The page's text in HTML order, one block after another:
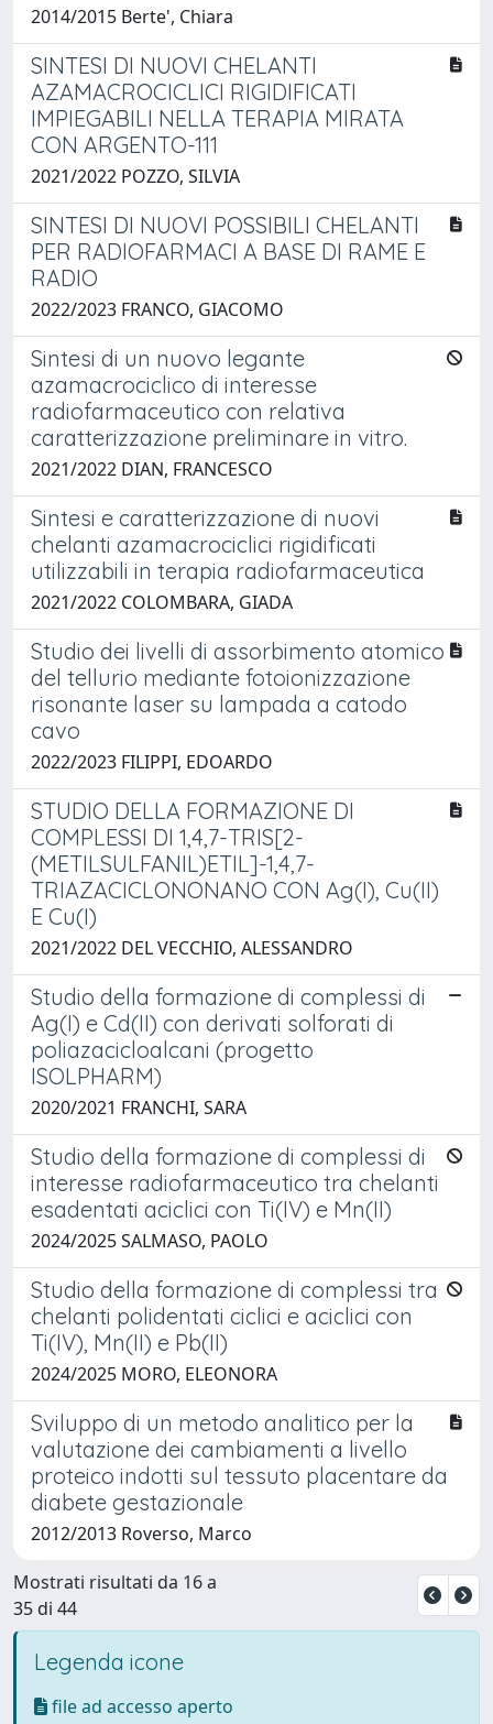
2014/2015 Berte', Chiara
SINTESI DI NUOVI CHELANTI
AZAMACROCICLICI RIGIDIFICATI
IMPIEGABILI NELLA TERAPIA MIRATA
CON ARGENTO-111
2021/2022 POZZO, SILVIA
SINTESI DI NUOVI POSSIBILI CHELANTI
PER RADIOFARMACI A BASE DI RAME E
RADIO
2022/2023 FRANCO, GIACOMO
Sintesi di un nuovo legante
azamacrociclico di interesse
radiofarmaceutico con relativa
caratterizzazione preliminare in vitro.
2021/2022 DIAN, FRANCESCO
Sintesi e caratterizzazione di nuovi
chelanti azamacrociclici rigidificati
utilizzabili in terapia radiofarmaceutica
2021/2022 COLOMBARA, GIADA
Studio dei livelli di assorbimento atomico
del tellurio mediante fotoionizzazione
risonante laser su lampada a catodo
cavo
2022/2023 FILIPPI, EDOARDO
STUDIO DELLA FORMAZIONE DI
COMPLESSI DI 1,4,7-TRIS[2-
(METILSULFANIL)ETIL]-1,4,7-
TRIAZACICLONONANO CON Ag(I), Cu(II)
E Cu(I)
2021/2022 DEL VECCHIO, ALESSANDRO
Studio della formazione di complessi di
Ag(I) e Cd(II) con derivati solforati di
poliazacicloalcani (progetto
ISOLPHARM)
2020/2021 FRANCHI, SARA
Studio della formazione di complessi di
interesse radiofarmaceutico tra chelanti
esadentati aciclici con Ti(IV) e Mn(II)
2024/2025 SALMASO, PAOLO
Studio della formazione di complessi tra
chelanti polidentati ciclici e aciclici con
Ti(IV), Mn(II) e Pb(II)
2024/2025 MORO, ELEONORA
Sviluppo di un metodo analitico per la
valutazione dei cambiamenti a livello
proteico indotti sul tessuto placentare da
diabete gestazionale
2012/2013 Roverso, Marco
Mostrati risultati da 16 a
35 di 44
Legenda icone
file ad accesso aperto